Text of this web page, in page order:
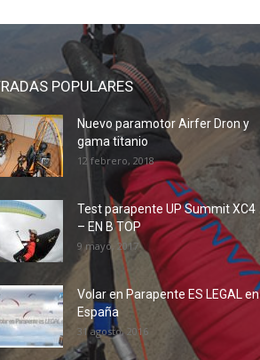
POPULARES
Nuevo paramotor Airfer Dron y
gama titanio
12 febrero, 2018
Test parapente UP Summit XC4
– EN B TOP
9 mayo, 2017
Volar en Parapente ES LEGAL en
España
31 agosto, 2016